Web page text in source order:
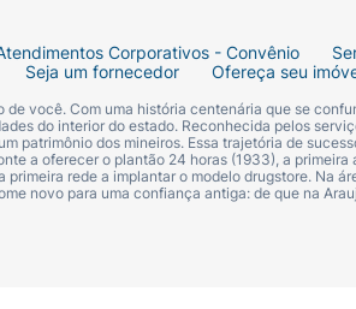
......................... 1 dose
de salmeterol
......................... 1 dose
PARTIR DE 4 ANOS DE
atua como broncodilatador de
manutenção das doenças
da doença pulmonar obstrutiva
Corporativos - Convênio
Seja um fornecedor Ofereça seu
você. Com uma história centenária que se
do interior do estado. Reconhecida pelos
patrimônio dos mineiros. Essa trajetória de
a oferecer o plantão 24 horas (1933), a
rede a implantar o modelo drugstore. Na
novo para uma confiança antiga: de que na